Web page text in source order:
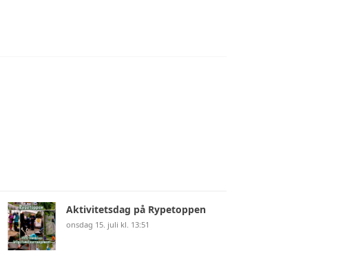
Aktivitetsdag på Rypetoppen
onsdag 15. juli kl. 13:51